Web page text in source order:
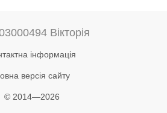
Вікторія
інформація
версія сайту
© 2014—2026